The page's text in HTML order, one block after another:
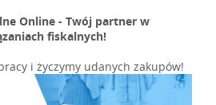
Online - Twój partner w
fiskalnych!
i życzymy udanych zakupów!